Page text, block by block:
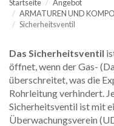
Startseite
Angebot
ARMATUREN UND
Sicherheitsventil
Das Sicherheitsventil
öffnet, wenn der Gas-
überschreitet, was die
Rohrleitung verhindert.
Sicherheitsventil ist mit
Überwachungsverein